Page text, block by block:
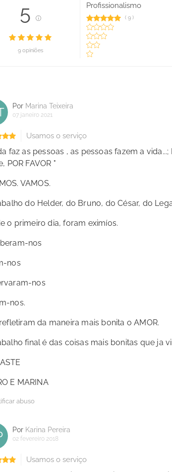
5
9 opiniões
Profissionalismo
(9 )
Por Marina Teixeira
07 janeiro 2021
Usamos o serviço
faz as pessoas , as pessoas fazem a
POR FAVOR "
VAMOS.
do Helder, do Bruno, do César, do
o primeiro dia, foram eximíos.
nos
nos
nos
nos.
da maneira mais bonita o AMOR.
final é das coisas mais bonitas que ja
E MARINA
abuso
Por Karina Pereira
02 fevereiro 2018
Usamos o serviço